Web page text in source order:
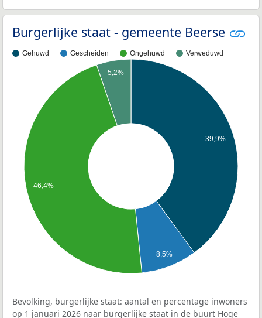
Burgerlijke staat - gemeente Beerse
Gehuwd Gescheiden Ongehuwd Verweduwd
39,9%
8,5%
5,2%
46,4%
Bevolking, burgerlijke staat: aantal en percentage inwoners
op 1 januari 2026 naar burgerlijke staat in de buurt Hoge